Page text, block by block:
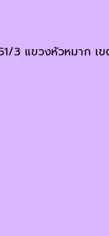
3 แขวงหัวหมาก เ